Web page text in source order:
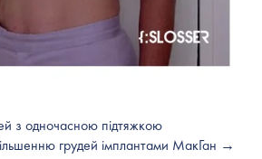
з одночасною підтяжкою
грудей імплантами МакГан →